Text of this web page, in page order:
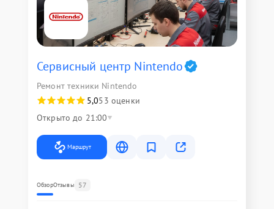
Сервисный центр Nintendo
Ремонт техники Nintendo
5,053 оценки
Открыто до 21:00
Маршрут
ОбзорОтзывы 57